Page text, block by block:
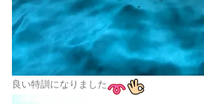
良い特訓になりました